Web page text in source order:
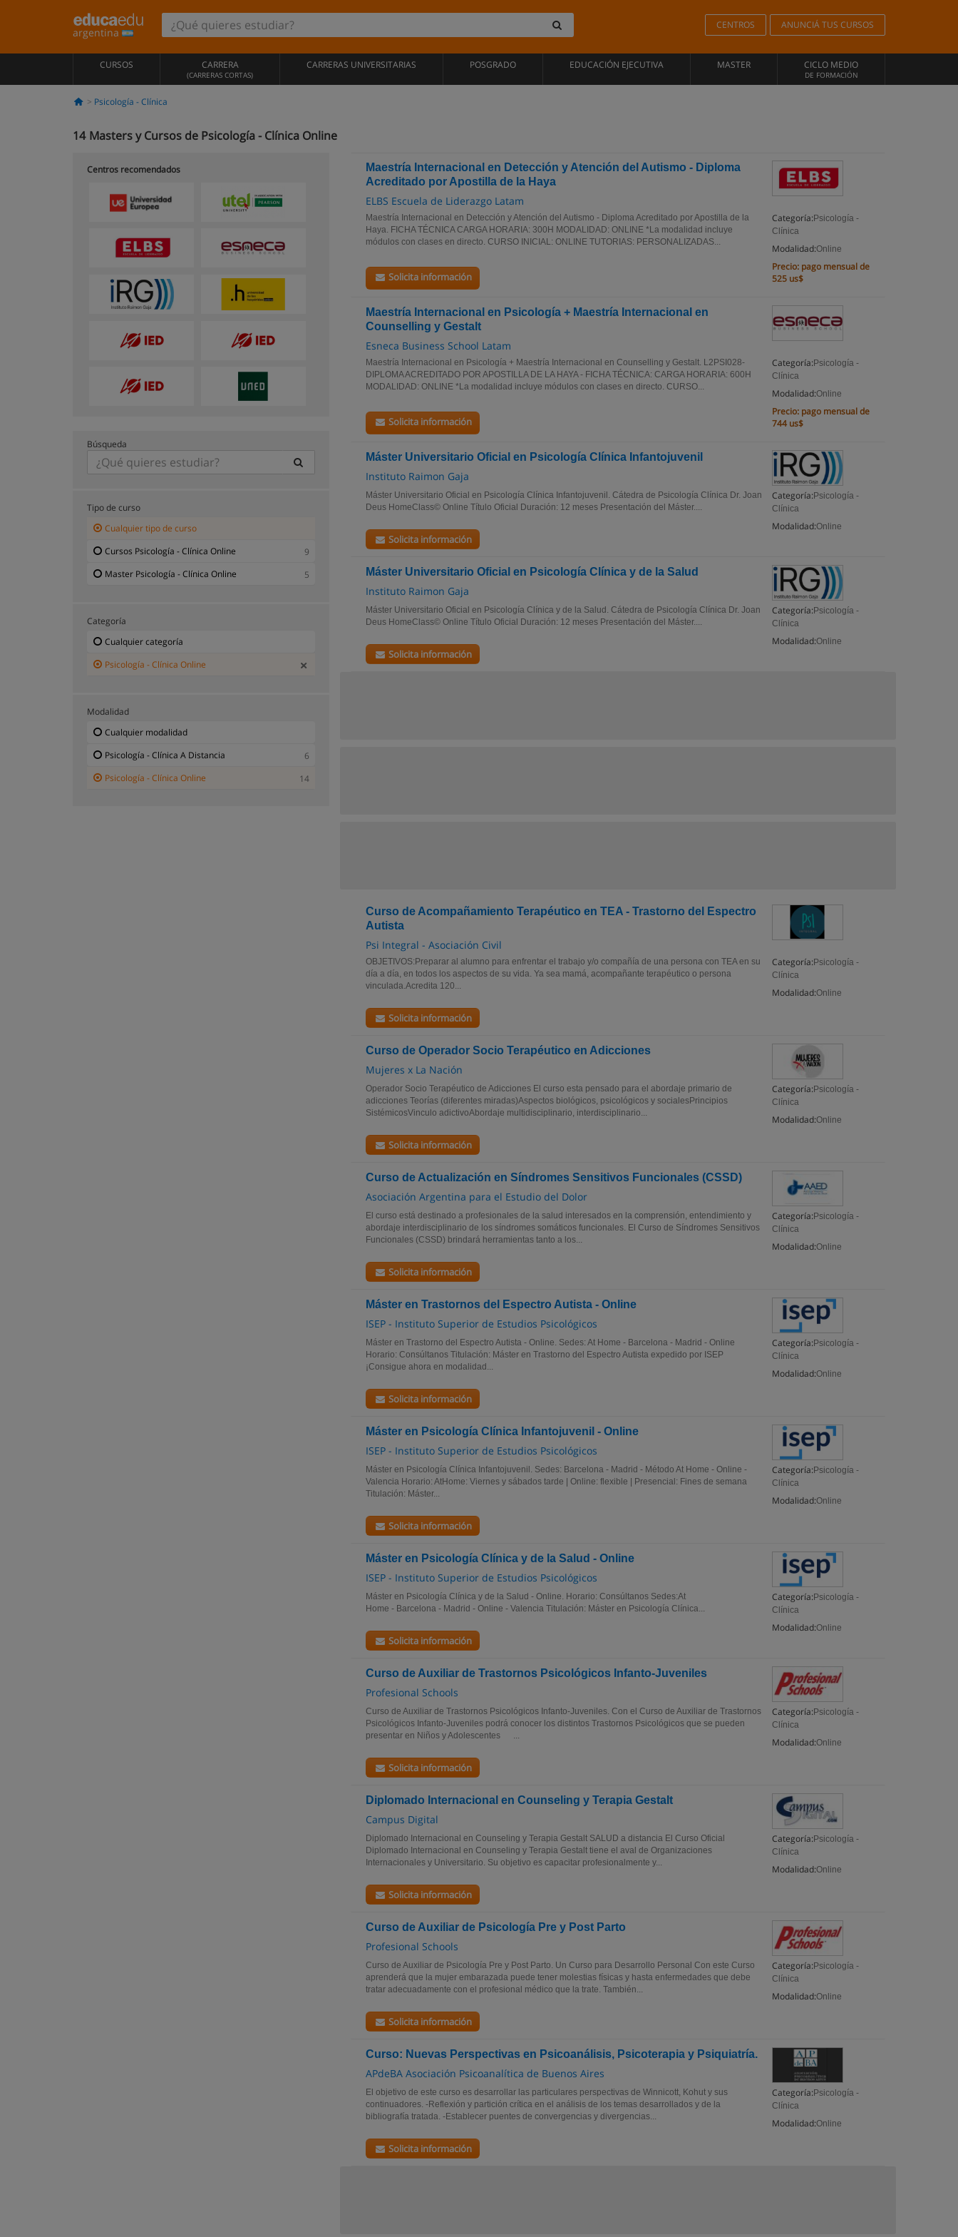
argentina
CENTROS ANUNCIÁ TUS CURSOS
CURSOS CARRERA
(CARRERAS CORTAS)
CARRERAS UNIVERSITARIAS POSGRADO EDUCACIÓN EJECUTIVA MASTER CICLO MEDIO
DE FORMACIÓN
Psicología - Clínica
14 Masters y Cursos de Psicología - Clínica Online
Maestría Internacional en Detección y Atención del Autismo - Diploma
Acreditado por Apostilla de la Haya
ELBS Escuela de Liderazgo Latam
Categoría: Psicología -
Clínica
Modalidad:Online
Precio: pago mensual de
525 us$
Maestría Internacional en Detección y Atención del Autismo - Diploma Acreditado por Apostilla de la
Haya. FICHA TÉCNICA CARGA HORARIA: 300H MODALIDAD: ONLINE *La modalidad incluye
módulos con clases en directo. CURSO INICIAL: ONLINE TUTORIAS: PERSONALIZADAS...
Solicita información
Maestría Internacional en Psicología + Maestría Internacional en
Counselling y Gestalt
Esneca Business School Latam
Categoría: Psicología -
Clínica
Modalidad:Online
Precio: pago mensual de
744 us$
Maestría Internacional en Psicología + Maestría Internacional en Counselling y Gestalt. L2PSI028-
DIPLOMA ACREDITADO POR APOSTILLA DE LA HAYA - FICHA TÉCNICA: CARGA HORARIA: 600H
MODALIDAD: ONLINE *La modalidad incluye módulos con clases en directo. CURSO...
Solicita información
Máster Universitario Oficial en Psicología Clínica Infantojuvenil
Instituto Raimon Gaja
Categoría: Psicología -
Clínica
Modalidad:Online
Máster Universitario Oficial en Psicología Clínica Infantojuvenil. Cátedra de Psicología Clínica Dr. Joan
Deus HomeClass© Online Título Oficial Duración: 12 meses Presentación del Máster....
Solicita información
Máster Universitario Oficial en Psicología Clínica y de la Salud
Instituto Raimon Gaja
Categoría: Psicología -
Clínica
Modalidad:Online
Máster Universitario Oficial en Psicología Clínica y de la Salud. Cátedra de Psicología Clínica Dr. Joan
Deus HomeClass© Online Título Oficial Duración: 12 meses Presentación del Máster....
Solicita información
Curso de Acompañamiento Terapéutico en TEA - Trastorno del Espectro
Autista
Psi Integral - Asociación Civil
Categoría: Psicología -
Clínica
Modalidad:Online
OBJETIVOS:Preparar al alumno para enfrentar el trabajo y/o compañía de una persona con TEA en su
día a día, en todos los aspectos de su vida. Ya sea mamá, acompañante terapéutico o persona
vinculada.Acredita 120...
Solicita información
Curso de Operador Socio Terapéutico en Adicciones
Mujeres x La Nación
Categoría: Psicología -
Clínica
Modalidad:Online
Operador Socio Terapéutico de Adicciones El curso esta pensado para el abordaje primario de
adicciones Teorías (diferentes miradas)Aspectos biológicos, psicológicos y socialesPrincipios
SistémicosVinculo adictivoAbordaje multidisciplinario, interdisciplinario...
Solicita información
Curso de Actualización en Síndromes Sensitivos Funcionales (CSSD)
Asociación Argentina para el Estudio del Dolor
Categoría: Psicología -
Clínica
Modalidad:Online
El curso está destinado a profesionales de la salud interesados en la comprensión, entendimiento y
abordaje interdisciplinario de los síndromes somáticos funcionales. El Curso de Síndromes Sensitivos
Funcionales (CSSD) brindará herramientas tanto a los...
Solicita información
Máster en Trastornos del Espectro Autista - Online
ISEP - Instituto Superior de Estudios Psicológicos
Categoría: Psicología -
Clínica
Modalidad:Online
Máster en Trastorno del Espectro Autista - Online. Sedes: At Home - Barcelona - Madrid - Online
Horario: Consúltanos Titulación: Máster en Trastorno del Espectro Autista expedido por ISEP
¡Consigue ahora en modalidad...
Solicita información
Máster en Psicología Clínica Infantojuvenil - Online
ISEP - Instituto Superior de Estudios Psicológicos
Categoría: Psicología -
Clínica
Modalidad:Online
Máster en Psicología Clínica Infantojuvenil. Sedes: Barcelona - Madrid - Método At Home - Online -
Valencia Horario: AtHome: Viernes y sábados tarde | Online: flexible | Presencial: Fines de semana
Titulación: Máster...
Solicita información
Máster en Psicología Clínica y de la Salud - Online
ISEP - Instituto Superior de Estudios Psicológicos
Categoría: Psicología -
Clínica
Modalidad:Online
Máster en Psicología Clínica y de la Salud - Online. Horario: Consúltanos Sedes:At
Home - Barcelona - Madrid - Online - Valencia Titulación: Máster en Psicología Clínica...
Solicita información
Curso de Auxiliar de Trastornos Psicológicos Infanto-Juveniles
Profesional Schools
Categoría: Psicología -
Clínica
Modalidad:Online
Curso de Auxiliar de Trastornos Psicológicos Infanto-Juveniles. Con el Curso de Auxiliar de Trastornos
Psicológicos Infanto-Juveniles podrá conocer los distintos Trastornos Psicológicos que se pueden
presentar en Niños y Adolescentes ...
Solicita información
Diplomado Internacional en Counseling y Terapia Gestalt
Campus Digital
Categoría: Psicología -
Clínica
Modalidad:Online
Diplomado Internacional en Counseling y Terapia Gestalt SALUD a distancia El Curso Oficial
Diplomado Internacional en Counseling y Terapia Gestalt tiene el aval de Organizaciones
Internacionales y Universitario. Su objetivo es capacitar profesionalmente y...
Solicita información
Curso de Auxiliar de Psicología Pre y Post Parto
Profesional Schools
Categoría: Psicología -
Clínica
Modalidad:Online
Curso de Auxiliar de Psicología Pre y Post Parto. Un Curso para Desarrollo Personal Con este Curso
aprenderá que la mujer embarazada puede tener molestias físicas y hasta enfermedades que debe
tratar adecuadamente con el profesional médico que la trate. También...
Solicita información
Curso: Nuevas Perspectivas en Psicoanálisis, Psicoterapia y Psiquiatría.
APdeBA Asociación Psicoanalítica de Buenos Aires
Categoría: Psicología -
Clínica
Modalidad:Online
El objetivo de este curso es desarrollar las particulares perspectivas de Winnicott, Kohut y sus
continuadores. -Reflexión y partición crítica en el análisis de los temas desarrollados y de la
bibliografía tratada. -Establecer puentes de convergencias y divergencias...
Solicita información
Centros recomendados
Búsqueda
Tipo de curso
Cualquier tipo de curso
Cursos Psicología - Clínica Online
9
Master Psicología - Clínica Online
5
Categoría
Cualquier categoría
Psicología - Clínica Online
Modalidad
Cualquier modalidad
Psicología - Clínica A Distancia
6
Psicología - Clínica Online
14